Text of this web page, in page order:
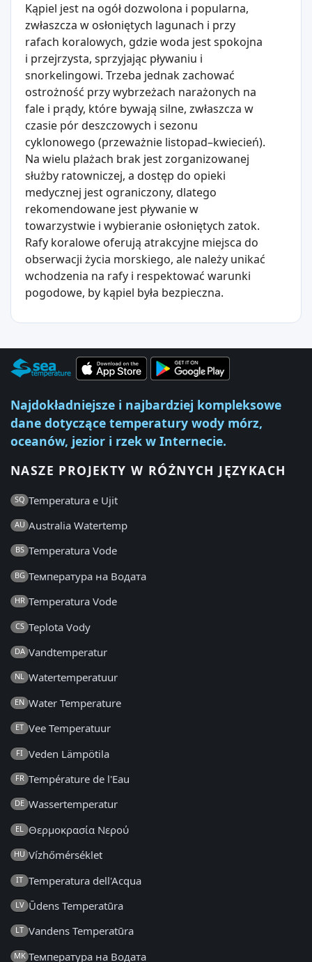
Kąpiel jest na ogół dozwolona i popularna,
zwłaszcza w osłoniętych lagunach i przy
rafach koralowych, gdzie woda jest spokojna
i przejrzysta, sprzyjając pływaniu i
snorkelingowi. Trzeba jednak zachować
ostrożność przy wybrzeżach narażonych na
fale i prądy, które bywają silne, zwłaszcza w
czasie pór deszczowych i sezonu
cyklonowego (przeważnie listopad–kwiecień).
Na wielu plażach brak jest zorganizowanej
służby ratowniczej, a dostęp do opieki
medycznej jest ograniczony, dlatego
rekomendowane jest pływanie w
towarzystwie i wybieranie osłoniętych zatok.
Rafy koralowe oferują atrakcyjne miejsca do
obserwacji życia morskiego, ale należy unikać
wchodzenia na rafy i respektować warunki
pogodowe, by kąpiel była bezpieczna.
Najdokładniejsze i najbardziej kompleksowe
dane dotyczące temperatury wody mórz,
oceanów, jezior i rzek w Internecie.
NASZE PROJEKTY W RÓŻNYCH JĘZYKACH
SQ Temperatura e Ujit
AU Australia Watertemp
BS Temperatura Vode
BG Температура на Водата
HR Temperatura Vode
CS Teplota Vody
DA Vandtemperatur
NL Watertemperatuur
EN Water Temperature
ET Vee Temperatuur
FI Veden Lämpötila
FR Température de l'Eau
DE Wassertemperatur
EL Θερμοκρασία Νερού
HU Vízhőmérséklet
IT Temperatura dell'Acqua
LV Ūdens Temperatūra
LT Vandens Temperatūra
MK Температура на Водата